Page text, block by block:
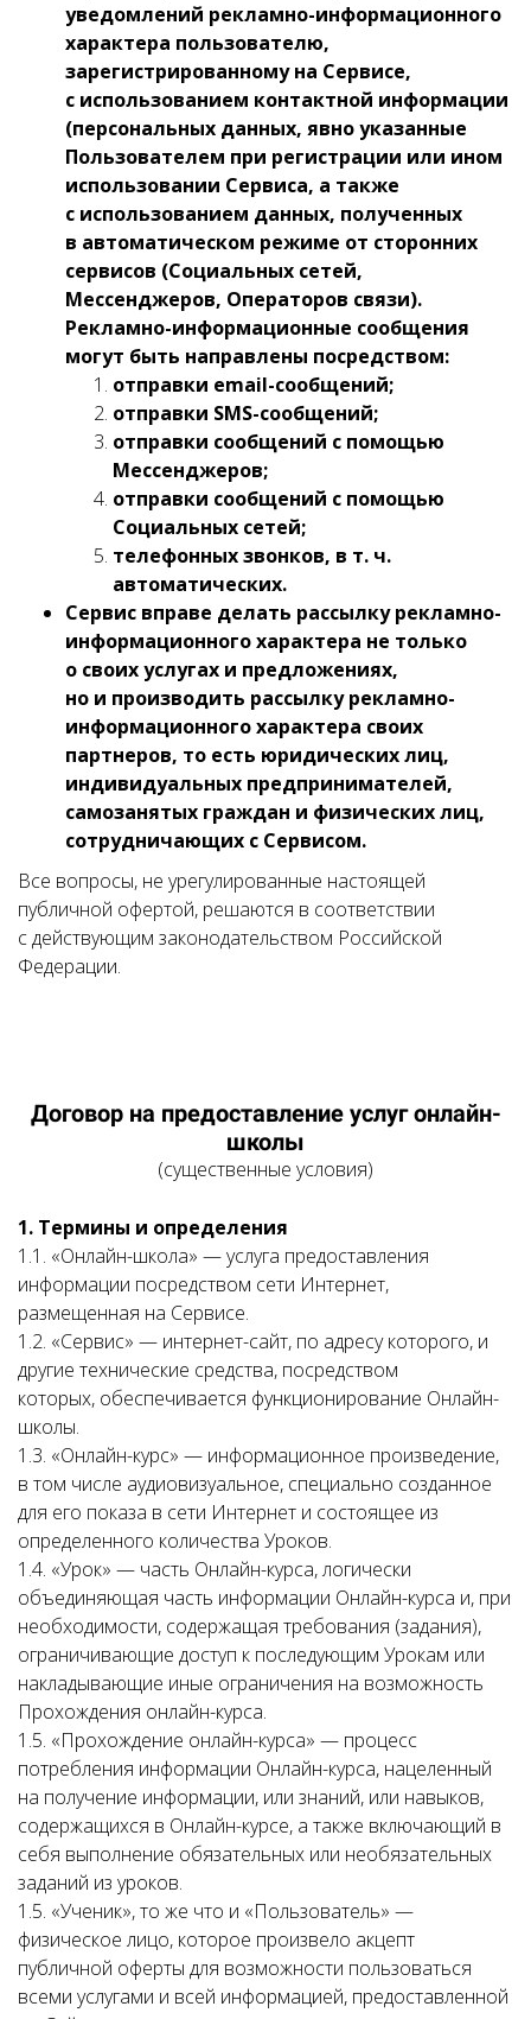
уведомлений рекламно-информационного
характера пользователю,
зарегистрированному на Сервисе,
с использованием контактной информации
(персональных данных, явно указанные
Пользователем при регистрации или ином
использовании Сервиса, а также
с использованием данных, полученных
в автоматическом режиме от сторонних
сервисов (Социальных сетей,
Мессенджеров, Операторов связи).
Рекламно-информационные сообщения
могут быть направлены посредством:
отправки email-сообщений;
отправки SMS-сообщений;
отправки сообщений с помощью
Мессенджеров;
отправки сообщений с помощью
Социальных сетей;
телефонных звонков, в т. ч.
автоматических.
Сервис вправе делать рассылку рекламно-
информационного характера не только
о своих услугах и предложениях,
но и производить рассылку рекламно-
информационного характера своих
партнеров, то есть юридических лиц,
индивидуальных предпринимателей,
самозанятых граждан и физических лиц,
сотрудничающих с Сервисом.
Все вопросы, не урегулированные настоящей
публичной офертой, решаются в соответствии
с действующим законодательством Российской
Федерации.
Договор на предоставление услуг онлайн-
школы
(существенные условия)
1. Термины и определения
1.1. «Онлайн-школа» — услуга предоставления
информации посредством сети Интернет,
размещенная на Сервисе.
1.2. «Сервис» — интернет-сайт, по адресу которого, и
другие технические средства, посредством
которых, обеспечивается функционирование Онлайн-
школы.
1.3. «Онлайн-курс» — информационное произведение,
в том числе аудиовизуальное, специально созданное
для его показа в сети Интернет и состоящее из
определенного количества Уроков.
1.4. «Урок» — часть Онлайн-курса, логически
объединяющая часть информации Онлайн-курса и, при
необходимости, содержащая требования (задания),
ограничивающие доступ к последующим Урокам или
накладывающие иные ограничения на возможность
Прохождения онлайн-курса.
1.5. «Прохождение онлайн-курса» — процесс
потребления информации Онлайн-курса, нацеленный
на получение информации, или знаний, или навыков,
содержащихся в Онлайн-курсе, а также включающий в
себя выполнение обязательных или необязательных
заданий из уроков.
1.5. «Ученик», то же что и «Пользователь» —
физическое лицо, которое произвело акцепт
публичной оферты для возможности пользоваться
всеми услугами и всей информацией, предоставленной